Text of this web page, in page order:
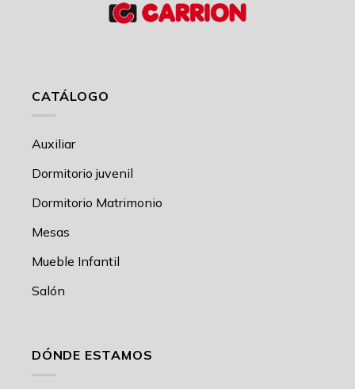
CATÁLOGO
Auxiliar
Dormitorio juvenil
Dormitorio Matrimonio
Mesas
Mueble Infantil
Salón
DÓNDE ESTAMOS